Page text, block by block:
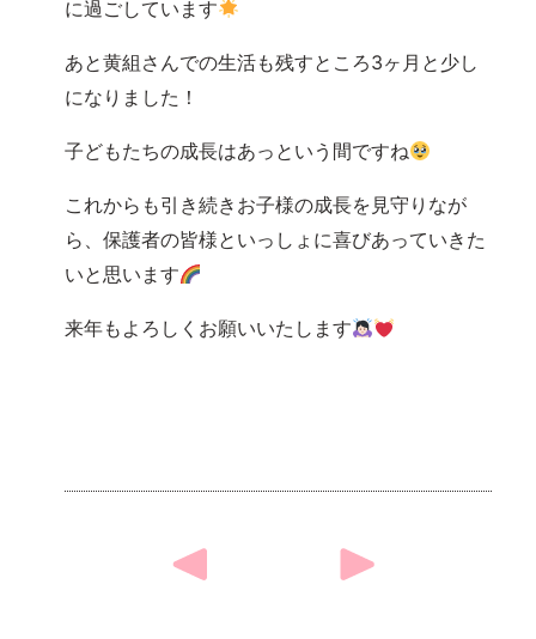
に過ごしています
あと黄組さんでの生活も残すところ3ヶ月と少し
になりました！
子どもたちの成長はあっという間ですね
これからも引き続きお子様の成長を見守りなが
ら、保護者の皆様といっしょに喜びあっていきた
いと思います
来年もよろしくお願いいたします
navigation